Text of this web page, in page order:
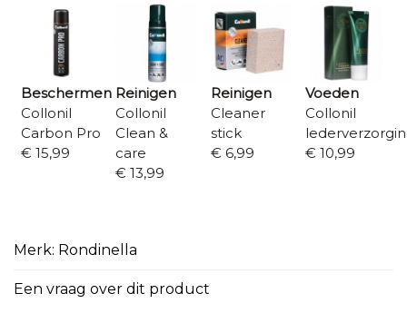
Beschermen
Collonil
Carbon Pro
€ 15,99
Reinigen
Collonil
Clean &
care
€ 13,99
Reinigen
Cleaner
stick
€ 6,99
Voeden
Collonil
€ 10,99
Merk: Rondinella
Een vraag over dit product